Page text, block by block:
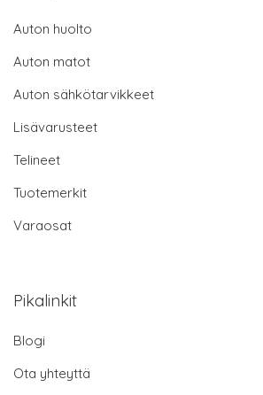
Auton huolto
Auton matot
Auton sähkötarvikkeet
Lisävarusteet
Telineet
Tuotemerkit
Varaosat
Pikalinkit
Blogi
Ota yhteyttä